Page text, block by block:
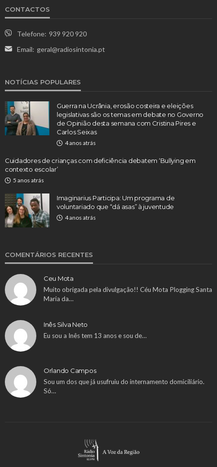
CONTACTOS
Telefone: 939 920 920
Email: geral@radiosintonia.pt
NOTÍCIAS POPULARES
Guerra na Ucrânia, erosão costeira e eleições
legislativas são os temas em debate no Governo
de Opinião desta semana com Cristina Pires e
Carlos Seixas
4 anos atrás
Cuidadores de crianças com deficiência debatem ‘Bullying em
contexto escolar’
5 anos atrás
Imaginarius Participa: Um programa de
voluntariado que “dá asas” à juventude
4 anos atrás
COMENTÁRIOS RECENTES
Ceu Mota
Muito obrigada pela divulgação!! Céu Mota Plogging Santa
Maria da…
Inês Silva Neto
Eu sou a Inês tem 13 anos e sou de…
Orlando Campos
Sou um dos que já usufruiu do internamento domiciliário.
Só…